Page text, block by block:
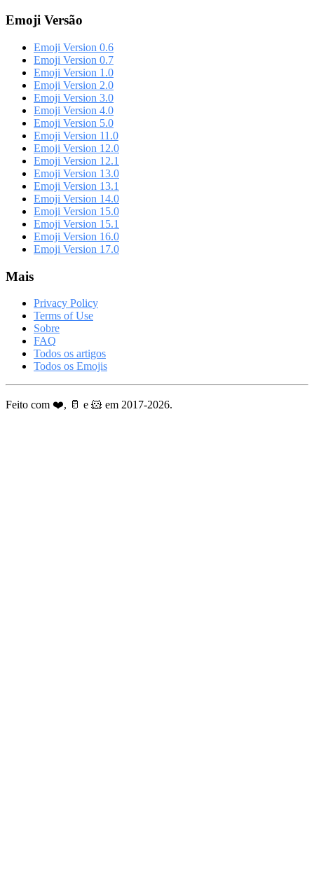
Emoji Versão
Emoji Version 0.6
Emoji Version 0.7
Emoji Version 1.0
Emoji Version 2.0
Emoji Version 3.0
Emoji Version 4.0
Emoji Version 5.0
Emoji Version 11.0
Emoji Version 12.0
Emoji Version 12.1
Emoji Version 13.0
Emoji Version 13.1
Emoji Version 14.0
Emoji Version 15.0
Emoji Version 15.1
Emoji Version 16.0
Emoji Version 17.0
Mais
Privacy Policy
Terms of Use
Sobre
FAQ
Todos os artigos
Todos os Emojis
Feito com ❤️, 🥛 e 🐹 em 2017-2026.